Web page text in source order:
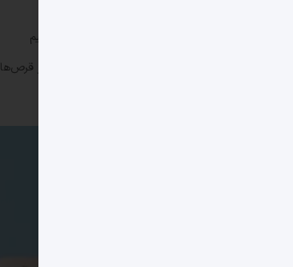
از بارداری در بین خانم‌ها است. این قرص‌ها با تنظیم
صحیح، حدود 99 درصد
است. انواع مختلفی از
مصرف شوند.